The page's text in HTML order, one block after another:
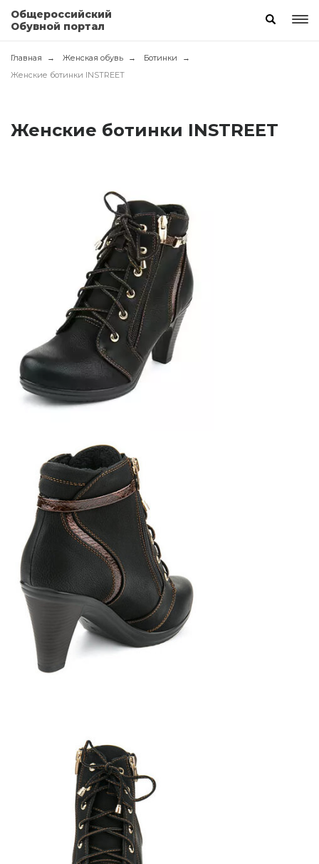
Общероссийский
Обувной портал
Главная Женская обувь
Ботинки
Женские ботинки INSTREET
Женские ботинки INSTREET